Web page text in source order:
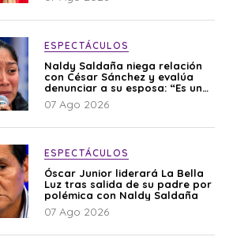
ESPECTÁCULOS
Naldy Saldaña niega relación
con César Sánchez y evalúa
denunciar a su esposa: “Es una
difamación”
07 Ago 2026
ESPECTÁCULOS
Óscar Junior liderará La Bella
Luz tras salida de su padre por
polémica con Naldy Saldaña
07 Ago 2026